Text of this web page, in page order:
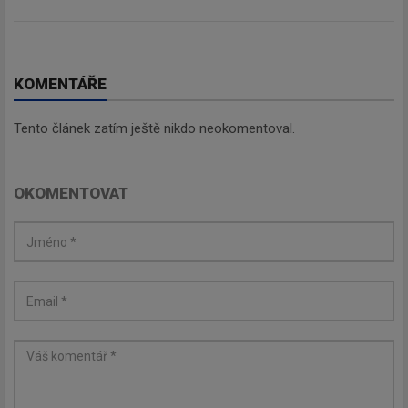
KOMENTÁŘE
Tento článek zatím ještě nikdo neokomentoval.
OKOMENTOVAT
Newsletter
budeme zasílat ty nejdůležitější